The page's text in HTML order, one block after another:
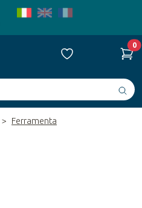
0
Ferramenta